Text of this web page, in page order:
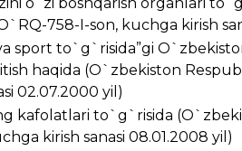
758-I-son, kuchga kirish
sport to`g`risida”gi
haqida (O`zbekiston
02.07.2000 yil)
kafolatlari to`g`risida
kirish sanasi 08.01.2008 yil)